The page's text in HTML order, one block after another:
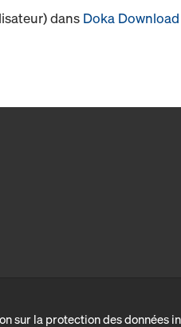
dans Doka
sur la protection des données